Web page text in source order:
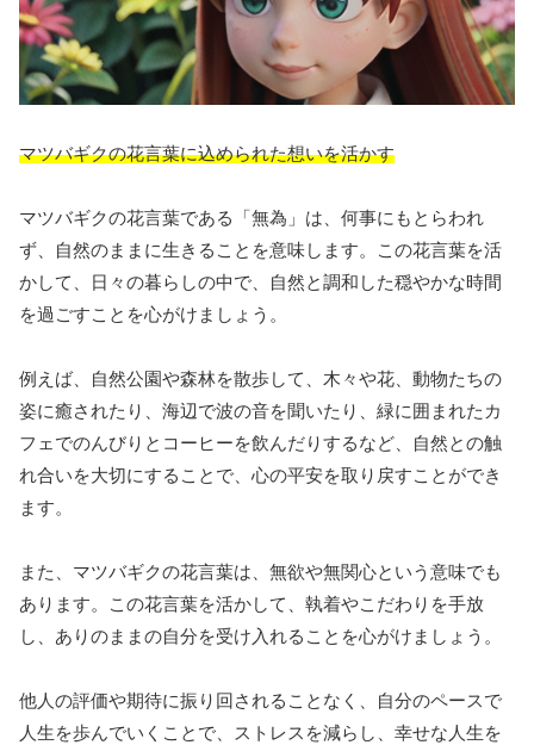
マツバギクの花言葉に込められた想いを活かす
マツバギクの花言葉である「無為」は、何事にもとらわれ
ず、自然のままに生きることを意味します。この花言葉を活
かして、日々の暮らしの中で、自然と調和した穏やかな時間
を過ごすことを心がけましょう。
例えば、自然公園や森林を散歩して、木々や花、動物たちの
姿に癒されたり、海辺で波の音を聞いたり、緑に囲まれたカ
フェでのんびりとコーヒーを飲んだりするなど、自然との触
れ合いを大切にすることで、心の平安を取り戻すことができ
ます。
また、マツバギクの花言葉は、無欲や無関心という意味でも
あります。この花言葉を活かして、執着やこだわりを手放
し、ありのままの自分を受け入れることを心がけましょう。
他人の評価や期待に振り回されることなく、自分のペースで
人生を歩んでいくことで、ストレスを減らし、幸せな人生を